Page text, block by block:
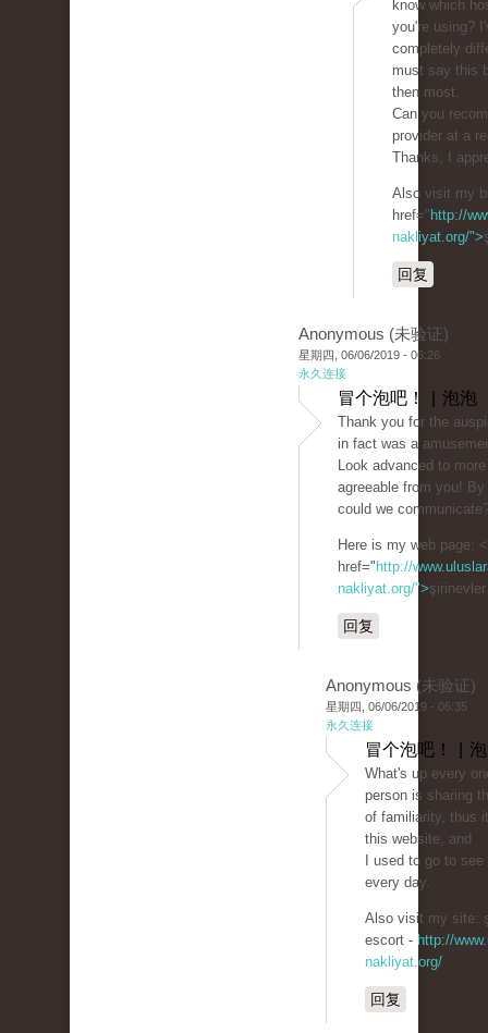
know which
you're using?
completely
must say this
then most.
Can you
provider at a
Thanks, I
Also visit my
href=" http://
nakliyat.org/">
回复
Anonymous (未验证)
星期四, 06/06/2019 - 06:26
永久连接
冒个泡吧！ | 泡泡
Thank you for the
in fact was a
Look advanced to
agreeable from you!
could we
Here is my web page;
href=" http://
nakliyat.org/">
回复
Anonymous (未验证)
星期四, 06/06/2019 - 06:35
永久连接
冒个泡吧！ |
What's up every
person is sharing
of familiarity, thus
this website, and
I used to go to
every day.
Also visit my site:
escort - http://
nakliyat.org/
回复